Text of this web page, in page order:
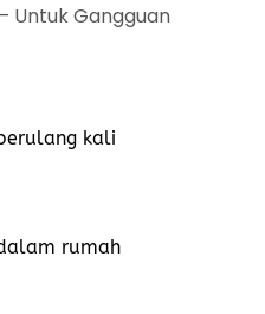
Untuk Gangguan
kali
rumah